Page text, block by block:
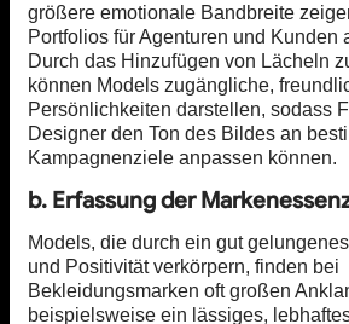
größere emotionale Bandbreite
Portfolios für Agenturen und Kunden
Durch das Hinzufügen von Lächeln
können Models zugängliche,
Persönlichkeiten darstellen, sodass
Designer den Ton des Bildes an
Kampagnenziele anpassen können.
b. Erfassung der
Models, die durch ein gut
und Positivität verkörpern, finden bei
Bekleidungsmarken oft großen
beispielsweise ein lässiges,